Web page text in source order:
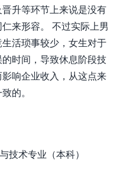
升等环节上来说是没有
来形容。 不过实际上男
活琐事较少，女生对于
时间，导致休息阶段技
响企业收入，从这点来
的。
技术专业（本科）